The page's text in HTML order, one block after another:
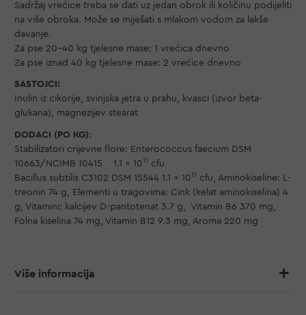
Sadržaj vrećice treba se dati uz jedan obrok ili količinu podijeliti
na više obroka. Može se miješati s mlakom vodom za lakše
davanje.
Za pse 20-40 kg tjelesne mase: 1 vrećica dnevno
Za pse iznad 40 kg tjelesne mase: 2 vrećice dnevno
SASTOJCI:
Inulin iz cikorije, svinjska jetra u prahu, kvasci (izvor beta-
glukana), magnezijev stearat
DODACI (PO KG):
Stabilizatori crijevne flore: Enterococcus faecium DSM
10663/NCIMB 10415 1.1 x 10 11
cfu
Bacillus subtilis C3102 DSM 15544 1.1 x 10 11
cfu, Aminokiseline: L-
treonin 74 g, Elementi u tragovima: Cink (kelat aminokiselina) 4
g, Vitamini: kalcijev D-pantotenat 3.7 g, Vitamin B6 370 mg,
Folna kiselina 74 mg, Vitamin B12 9.3 mg, Aroma 220 mg
Više informacija